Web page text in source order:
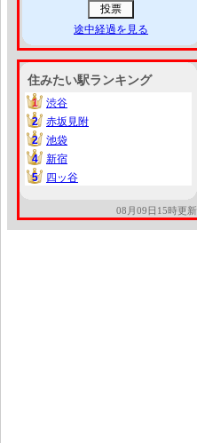
途中経過を見る
住みたい駅ランキング
1
1
渋谷
2
2
赤坂見附
2
2
池袋
4
4
新宿
5
5 四ッ谷
08月09日15時更新